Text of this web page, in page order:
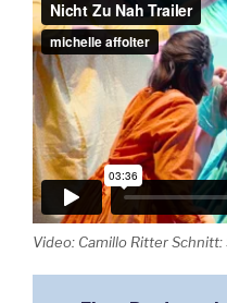
Video: Camillo Ritter